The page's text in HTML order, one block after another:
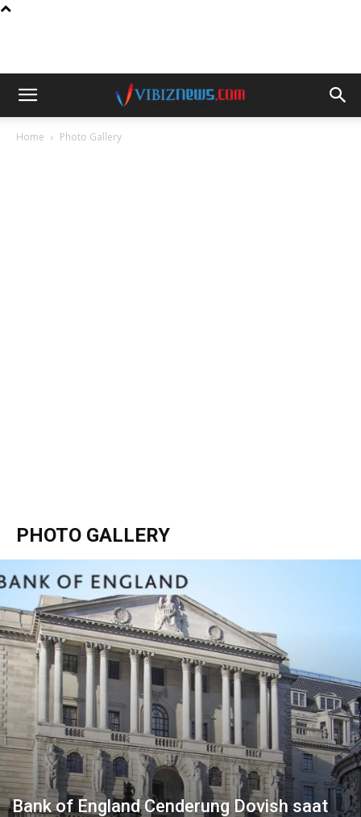
Home Photo Gallery
PHOTO GALLERY
Bank of England Cenderung Dovish saat